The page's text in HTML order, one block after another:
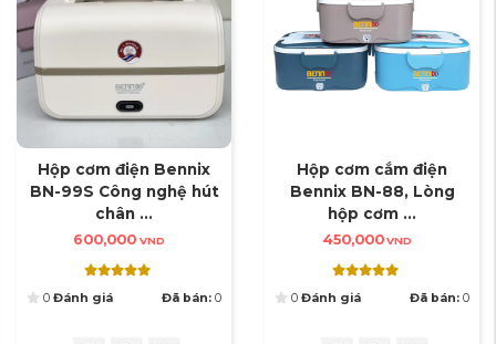
Hộp cơm điện Bennix
BN-99S Công nghệ hút
chân ...
600,000 VND
0 Đánh giá Đã bán: 0
Hộp cơm cắm điện
Bennix BN-88, Lòng
hộp cơm ...
450,000 VND
0 Đánh giá Đã bán: 0